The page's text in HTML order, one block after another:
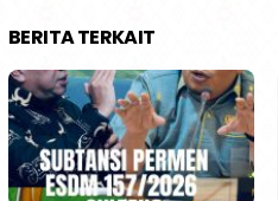
BERITA TERKAIT